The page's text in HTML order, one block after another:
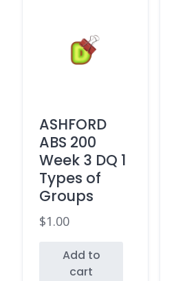
ASHFORD
ABS 200
Week 3 DQ 1
Types of
Groups
$1.00
Add to
cart